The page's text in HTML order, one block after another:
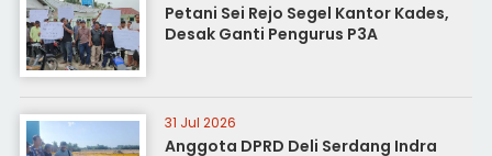
Petani Sei Rejo Segel Kantor Kades,
Desak Ganti Pengurus P3A
31 Jul 2026
Anggota DPRD Deli Serdang Indra